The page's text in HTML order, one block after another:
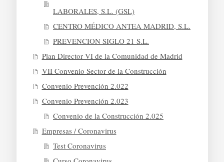
LABORALES, S.L. (GSL)
CENTRO MÉDICO ANTEA MADRID, S.L.
PREVENCION SIGLO 21 S.L.
Plan Director VI de la Comunidad de Madrid
VII Convenio Sector de la Construcción
Convenio Prevención 2.022
Convenio Prevención 2.023
Convenio de la Construcción 2.025
Empresas / Coronavirus
Test Coronavirus